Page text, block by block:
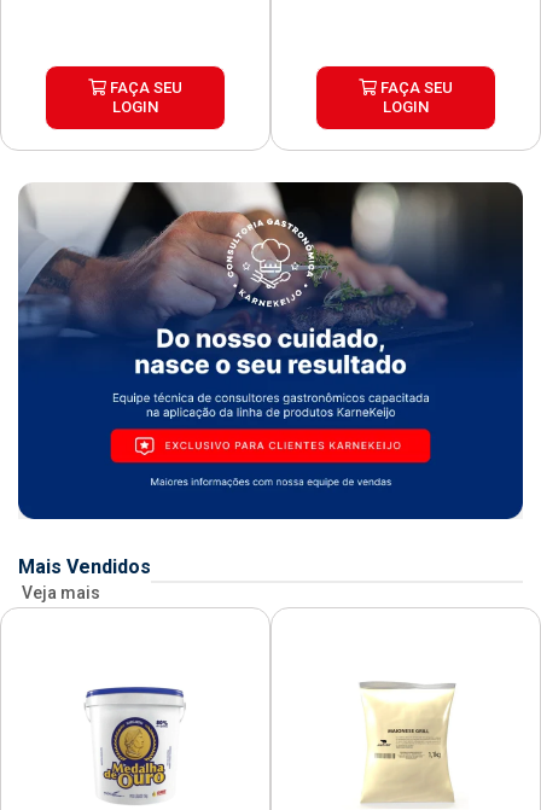
FAÇA SEU
LOGIN
FAÇA SEU
LOGIN
Mais Vendidos
Veja mais